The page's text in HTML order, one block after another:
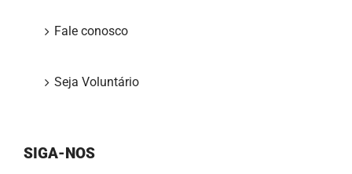
Fale conosco
Seja Voluntário
SIGA-NOS